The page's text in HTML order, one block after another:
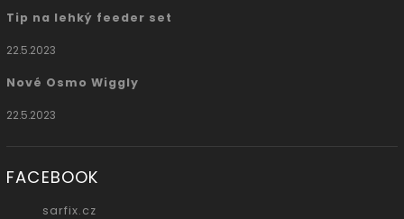
Tip na lehký feeder set
22.5.2023
Nové Osmo Wiggly
22.5.2023
FACEBOOK
sarfix.cz